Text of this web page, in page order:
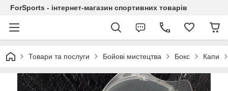
ForSports - інтернет-магазин спортивних товарів
Товари та послуги Бойові мистецтва Бокс Капи